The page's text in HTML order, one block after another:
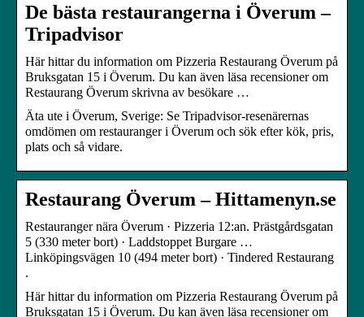
De bästa restaurangerna i Överum –
Tripadvisor
Här hittar du information om Pizzeria Restaurang Överum på
Bruksgatan 15 i Överum. Du kan även läsa recensioner om
Restaurang Överum skrivna av besökare …
Äta ute i Överum, Sverige: Se Tripadvisor-resenärernas
omdömen om restauranger i Överum och sök efter kök, pris,
plats och så vidare.
Restaurang Överum – Hittamenyn.se
Restauranger nära Överum · Pizzeria 12:an. Prästgårdsgatan
5 (330 meter bort) · Laddstoppet Burgare …
Linköpingsvägen 10 (494 meter bort) · Tindered Restaurang
.
Här hittar du information om Pizzeria Restaurang Överum på
Bruksgatan 15 i Överum. Du kan även läsa recensioner om